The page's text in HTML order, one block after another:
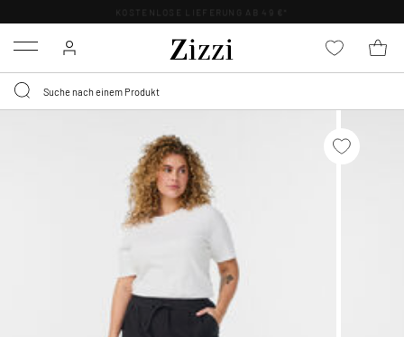
KOSTENLOSE LIEFERUNG AB 49 €*
Menu